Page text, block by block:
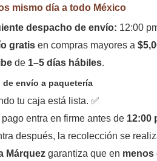
mismo día a todo México
despacho de envío: 12:00
gratis en compras mayores a
de 1–5 días hábiles.
de envío a paquetería
tu caja está lista. ✅
pago entra en firme antes de 12:00
después, la recolección se
Márquez garantiza que en menos